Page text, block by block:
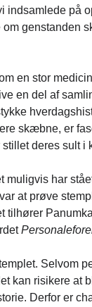
indsamlede på
genstanden
en stor
en del af
skæbne, er
deres sult i
har
at prøve
tilhører
Selvom
kan risikere at
Derfor er